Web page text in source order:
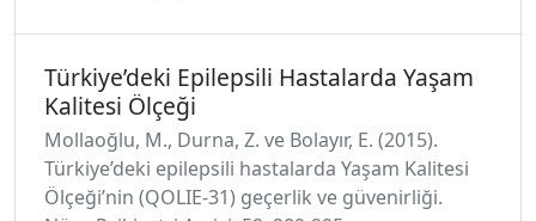
Türkiye’deki Epilepsili Hastalarda Yaşam
Kalitesi Ölçeği
Mollaoğlu, M., Durna, Z. ve Bolayır, E. (2015).
Türkiye’deki epilepsili hastalarda Yaşam Kalitesi
Ölçeği’nin (QOLIE-31) geçerlik ve güvenirliği.